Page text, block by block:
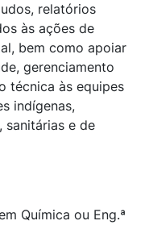
relatórios
às ações de
bem como apoiar
gerenciamento
técnica às equipes
indígenas,
sanitárias e de
Química ou Eng.ª